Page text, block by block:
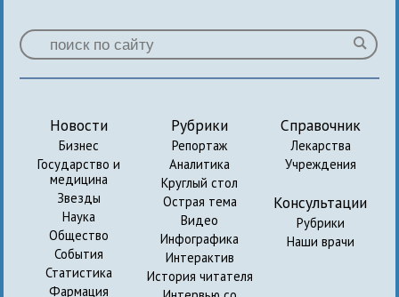
Новости
Бизнес
Государство и
медицина
Звезды
Наука
Общество
События
Статистика
Фармация
Рубрики
Репортаж
Аналитика
Круглый стол
Острая тема
Видео
Инфографика
Интерактив
История читателя
Справочник
Лекарства
Учреждения
Консультации
Рубрики
Наши врачи